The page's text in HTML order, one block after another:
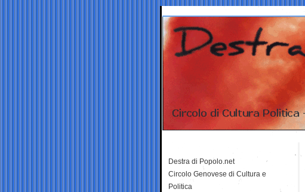
Destra di Popolo.net
Circolo Genovese di Cultura e
Politica